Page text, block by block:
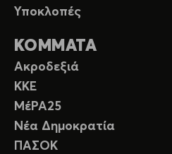
Υποκλοπές
ΚΟΜΜΑΤΑ
Ακροδεξιά
ΚΚΕ
ΜέΡΑ25
Νέα Δημοκρατία
ΠΑΣΟΚ